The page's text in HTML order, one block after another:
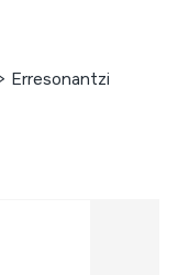
Erresonantzi